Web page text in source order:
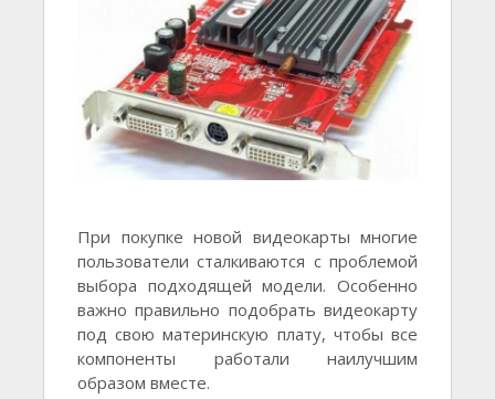
При покупке новой видеокарты многие
пользователи сталкиваются с проблемой
выбора подходящей модели. Особенно
важно правильно подобрать видеокарту
под свою материнскую плату, чтобы все
компоненты работали наилучшим
образом вместе.